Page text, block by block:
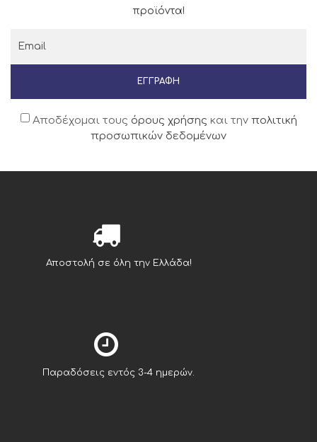
προϊόντα!
ΕΓΓΡΑΦΉ
Αποδέχομαι τους όρους χρήσης και την πολιτική
προσωπικών δεδομένων
Αποστολή σε όλη την Ελλάδα!
Παραδόσεις εντός 3-4 ημερών.